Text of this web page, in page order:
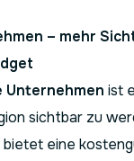
– mehr
Unternehmen ist
sichtbar zu
bietet eine